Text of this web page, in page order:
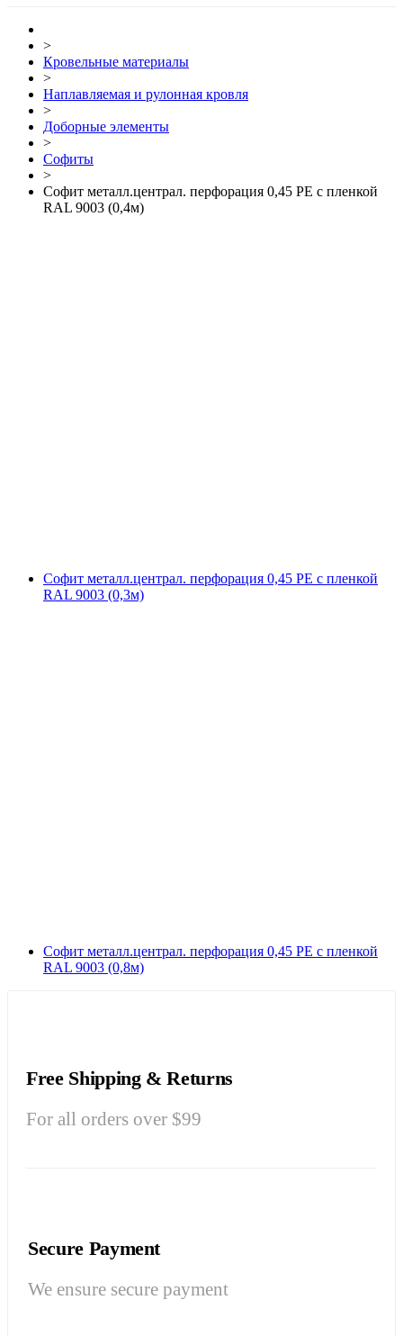
>
Кровельные материалы
>
Наплавляемая и рулонная кровля
>
Доборные элементы
>
Софиты
>
Софит металл.централ. перфорация 0,45 РЕ с пленкой
RAL 9003 (0,4м)
Софит металл.централ. перфорация 0,45 РЕ с пленкой
RAL 9003 (0,3м)
Софит металл.централ. перфорация 0,45 РЕ с пленкой
RAL 9003 (0,8м)
Free Shipping & Returns
For all orders over $99
Secure Payment
We ensure secure payment